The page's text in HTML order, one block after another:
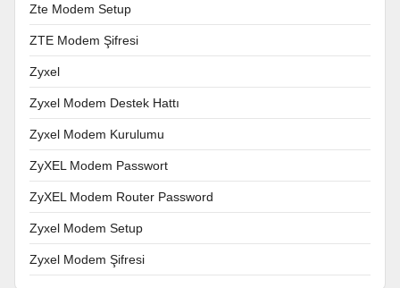
Zte Modem Setup
ZTE Modem Şifresi
Zyxel
Zyxel Modem Destek Hattı
Zyxel Modem Kurulumu
ZyXEL Modem Passwort
ZyXEL Modem Router Password
Zyxel Modem Setup
Zyxel Modem Şifresi